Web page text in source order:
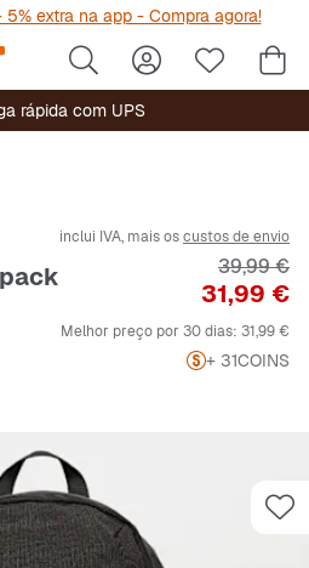
extra na app - Compra agora!
rápida com UPS
inclui IVA, mais oscustos de envio
Preço
31,99 €
Preço
39,99 €
Melhor preço por 30 dias: 31,99 €
+ 31COINS